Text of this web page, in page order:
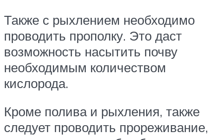
Также с рыхлением необходимо
проводить прополку. Это даст
возможность насытить почву
необходимым количеством
кислорода.
Кроме полива и рыхления, также
следует проводить прореживание,